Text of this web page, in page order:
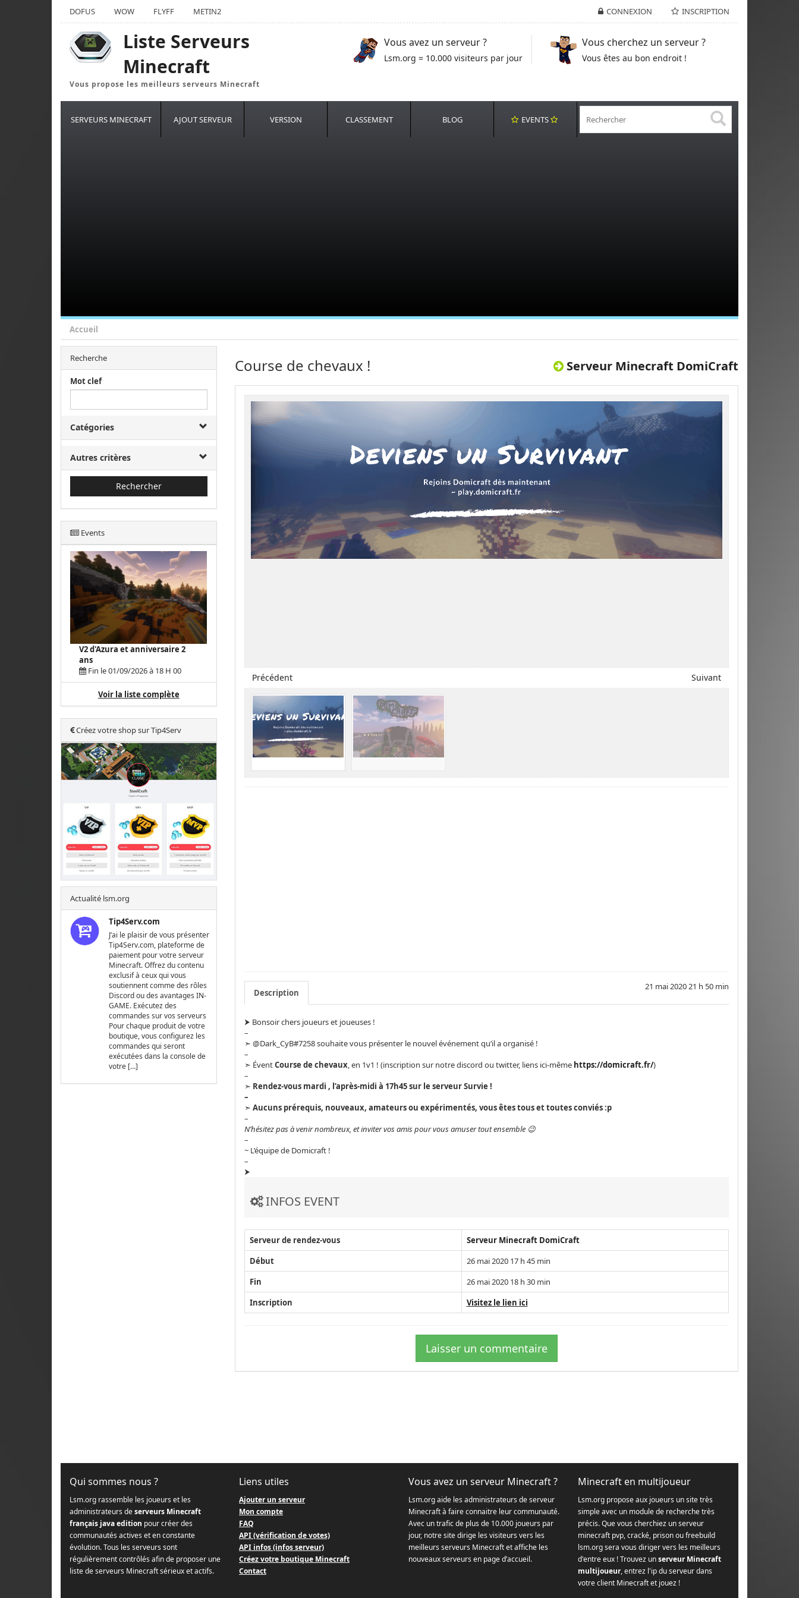
CONNEXION INSCRIPTION
DOFUS WOW FLYFF METIN2
Liste Serveurs
Minecraft
Vous propose les meilleurs serveurs Minecraft
Vous avez un serveur ?
Lsm.org = 10.000 visiteurs par jour
Vous cherchez un serveur ?
Vous êtes au bon endroit !
SERVEURS MINECRAFT AJOUT SERVEUR VERSION CLASSEMENT BLOG EVENTS
Accueil
Recherche
Mot clef
Catégories
Autres critères
Rechercher
Events
V2 d'Azura et anniversaire 2
ans
Fin le 01/09/2026 à 18 H 00
Voir la liste complète
Créez votre shop sur Tip4Serv
Actualité lsm.org
Tip4Serv.com
J’ai le plaisir de vous présenter
Tip4Serv.com, plateforme de
paiement pour votre serveur
Minecraft. Offrez du contenu
exclusif à ceux qui vous
soutiennent comme des rôles
Discord ou des avantages IN-
GAME. Exécutez des
commandes sur vos serveurs
Pour chaque produit de votre
boutique, vous configurez les
commandes qui seront
exécutées dans la console de
votre […]
Serveur Minecraft DomiCraft
Course de chevaux !
Précédent Suivant
21 mai 2020 21 h 50 min
Description
⮞ Bonsoir chers joueurs et joueuses !
–
➣ @Dark_CyB#7258 souhaite vous présenter le nouvel événement qu’il a organisé !
–
➣ ÉventCourse de chevaux , en 1v1 ! (inscription sur notre discord ou twitter, liens ici-même https://domicraft.fr/)
–
➣ Rendez-vous mardi , l’après-midi à 17h45 sur le serveur Survie !
–
➣ Aucuns prérequis, nouveaux, amateurs ou expérimentés, vous êtes tous et toutes conviés :p
–
N’hésitez pas à venir nombreux, et inviter vos amis pour vous amuser tout ensemble 😉
–
~ L’équipe de Domicraft !
–
⮞
INFOS EVENT
Serveur de rendez-vous
Serveur Minecraft DomiCraft
Début
26 mai 2020 17 h 45 min
Fin
26 mai 2020 18 h 30 min
Inscription
Visitez le lien ici
Laisser un commentaire
Qui sommes nous ?
Lsm.org rassemble les joueurs et les
administrateurs deserveurs Minecraft
français java edition pour créer des
communautés actives et en constante
évolution. Tous les serveurs sont
régulièrement contrôlés afin de proposer une
liste de serveurs Minecraft sérieux et actifs.
Liens utiles
Ajouter un serveur
Mon compte
FAQ
API (vérification de votes)
API infos (infos serveur)
Créez votre boutique Minecraft
Contact
Vous avez un serveur Minecraft ?
Lsm.org aide les administrateurs de serveur
Minecraft à faire connaitre leur communauté.
Avec un trafic de plus de 10.000 joueurs par
jour, notre site dirige les visiteurs vers les
meilleurs serveurs Minecraft et affiche les
nouveaux serveurs en page d’accueil.
Minecraft en multijoueur
Lsm.org propose aux joueurs un site très
simple avec un module de recherche très
précis. Que vous cherchiez un serveur
minecraft pvp, cracké, prison ou freebuild
lsm.org sera vous diriger vers les meilleurs
d'entre eux ! Trouvez unserveur Minecraft
multijoueur, entrez l'ip du serveur dans
votre client Minecraft et jouez !